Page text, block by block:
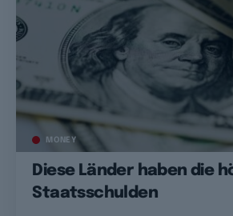
MONEY
Diese Länder haben die
Staatsschulden